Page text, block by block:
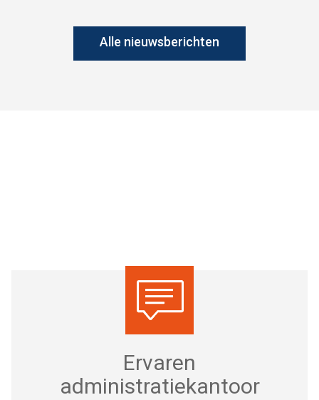
Alle nieuwsberichten
Ervaren
administratiekantoor